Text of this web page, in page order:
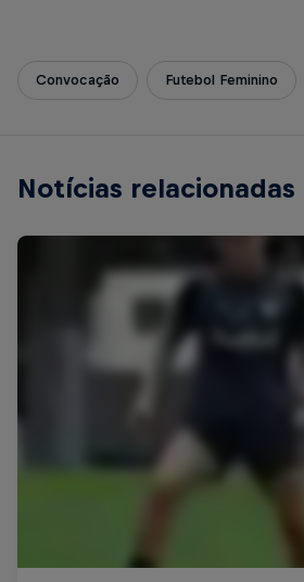
Convocação Futebol Feminino
Notícias relacionadas